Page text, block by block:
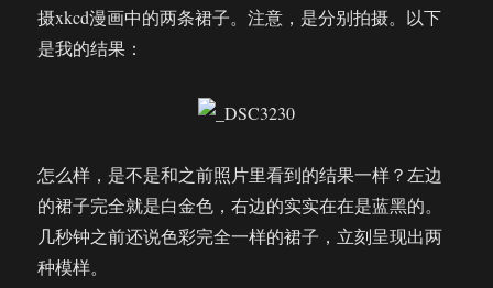
摄xkcd漫画中的两条裙子。注意，是分别拍摄。以下
是我的结果：
怎么样，是不是和之前照片里看到的结果一样？左边
的裙子完全就是白金色，右边的实实在在是蓝黑的。
几秒钟之前还说色彩完全一样的裙子，立刻呈现出两
种模样。